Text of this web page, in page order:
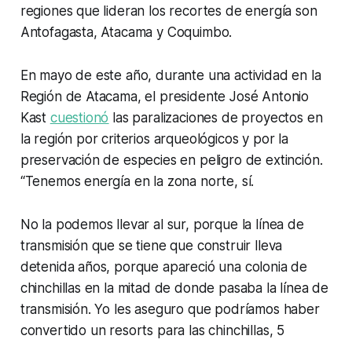
regiones que lideran los recortes de energía son
Antofagasta, Atacama y Coquimbo.
En mayo de este año, durante una actividad en la
Región de Atacama, el presidente José Antonio
Kast cuestionó las paralizaciones de proyectos en
la región por criterios arqueológicos y por la
preservación de especies en peligro de extinción.
“Tenemos energía en la zona norte, sí.
No la podemos llevar al sur, porque la línea de
transmisión que se tiene que construir lleva
detenida años, porque apareció una colonia de
chinchillas en la mitad de donde pasaba la línea de
transmisión. Yo les aseguro que podríamos haber
convertido un resorts para las chinchillas, 5